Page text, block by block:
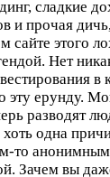
сладкие
и прочая
сайте этого
Нет
эту ерунду.
разводят
хоть одна
то
Зачем вы